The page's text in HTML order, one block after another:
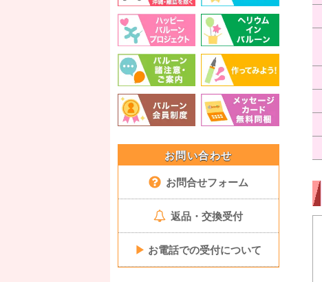
お問い合わせ
お問合せフォーム
返品・交換受付
▶ お電話での受付について